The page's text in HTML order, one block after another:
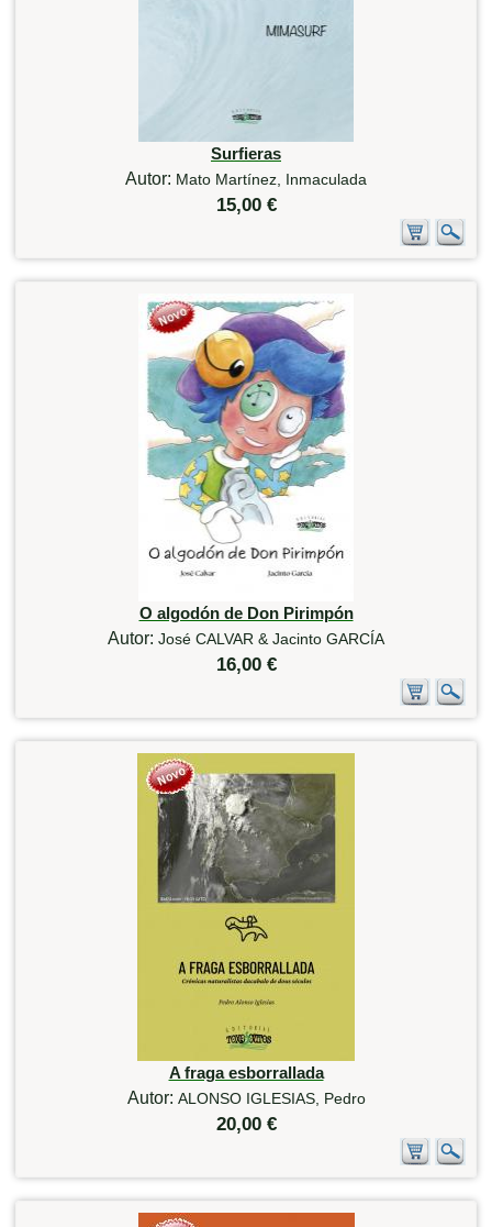
Surfieras
Autor: Mato Martínez, Inmaculada
15,00 €
O algodón de Don Pirimpón
Autor: José CALVAR & Jacinto GARCÍA
16,00 €
A fraga esborrallada
Autor: ALONSO IGLESIAS, Pedro
20,00 €